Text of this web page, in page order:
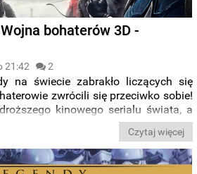
bohaterów 3D -
21:42 2
na świecie zabrakło liczących się
zwrócili się przeciwko sobie!
kinowego serialu świata, a
, przyniósł nam wydarzenie,
czekali od lat. Teraz ukazało się w
Czytaj więcej